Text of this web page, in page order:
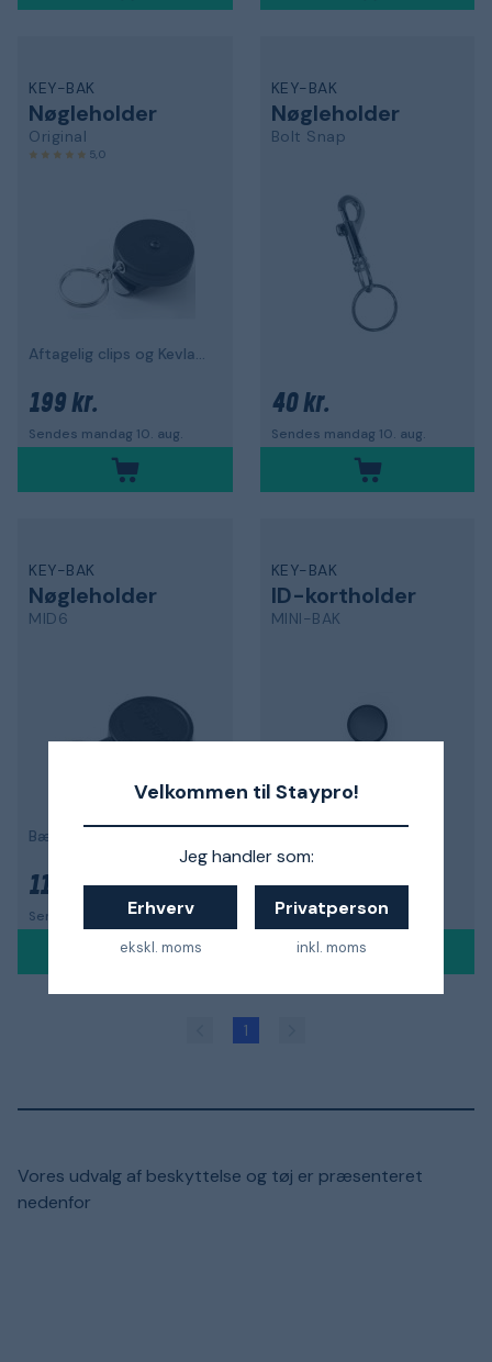
Velkommen til Staypro!
Jeg handler som:
Erhverv
ekskl. moms
Privatperson
inkl. moms
KEY-BAK
Nøgleholder
Original
5,0
Aftagelig clips og Kevlar-reb
199 kr.
Sendes mandag 10. aug.
KEY-BAK
Nøgleholder
Bolt Snap
40 kr.
Sendes mandag 10. aug.
KEY-BAK
Nøgleholder
MID6
117 kr.
Sendes mandag 10. aug.
KEY-BAK
ID-kortholder
MINI-BAK
139 kr.
Sendes 10-08-2026
1
Vores udvalg af beskyttelse og tøj er præsenteret
nedenfor